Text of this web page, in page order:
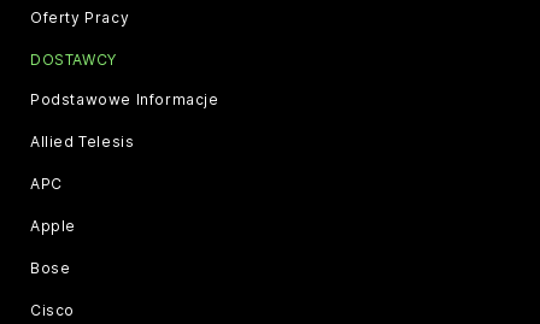
Oferty Pracy
DOSTAWCY
Podstawowe Informacje
Allied Telesis
APC
Apple
Bose
Cisco